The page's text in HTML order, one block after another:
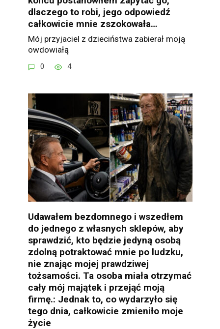
dlaczego to robi, jego odpowiedź
całkowicie mnie zszokowała…
Mój przyjaciel z dzieciństwa zabierał moją
owdowiałą
0 4
Udawałem bezdomnego i wszedłem
do jednego z własnych sklepów, aby
sprawdzić, kto będzie jedyną osobą
zdolną potraktować mnie po ludzku,
nie znając mojej prawdziwej
tożsamości. Ta osoba miała otrzymać
cały mój majątek i przejąć moją
firmę.: Jednak to, co wydarzyło się
tego dnia, całkowicie zmieniło moje
życie